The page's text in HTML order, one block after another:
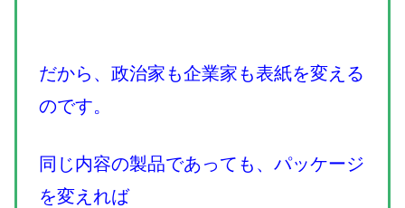
だから、政治家も企業家も表紙を変える
のです。
同じ内容の製品であっても、パッケージ
を変えれば